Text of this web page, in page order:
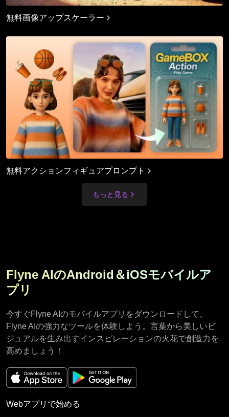
無料画像アップスケーラー
無料アクションフィギュアプロンプト
もっと見る
Flyne AIのAndroid＆iOSモバイルア
プリ
今すぐFlyne AIのモバイルアプリをダウンロードして、
Flyne AIの強力なツールを体験しよう。言葉から美しいビ
ジュアルを生み出すインスピレーションの火花で創造力を
高めましょう！
Webアプリで始める